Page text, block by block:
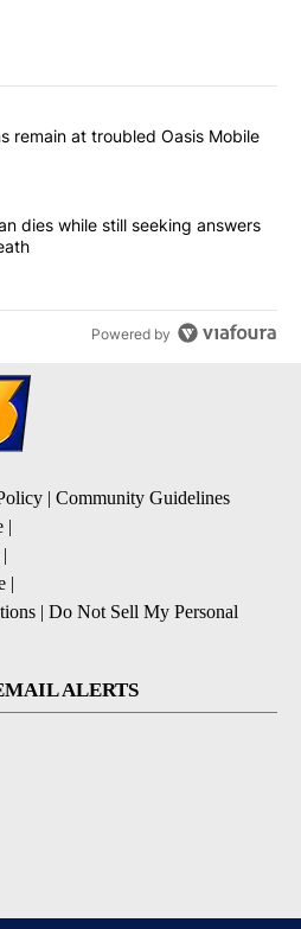
most commented articles in the last
concerns remain at troubled
remain at troubled Oasis Mobile
Springs man dies while still
dies while still seeking answers
Powered by
| Community Guidelines
|
|
|
| Do Not Sell My Personal
ALERTS